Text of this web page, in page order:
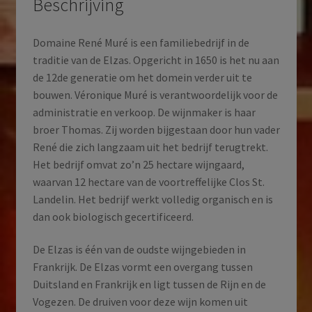
Beschrijving
Domaine René Muré is een familiebedrijf in de
traditie van de Elzas. Opgericht in 1650 is het nu aan
de 12de generatie om het domein verder uit te
bouwen. Véronique Muré is verantwoordelijk voor de
administratie en verkoop. De wijnmaker is haar
broer Thomas. Zij worden bijgestaan door hun vader
René die zich langzaam uit het bedrijf terugtrekt.
Het bedrijf omvat zo’n 25 hectare wijngaard,
waarvan 12 hectare van de voortreffelijke Clos St.
Landelin. Het bedrijf werkt volledig organisch en is
dan ook biologisch gecertificeerd.
De Elzas is één van de oudste wijngebieden in
Frankrijk. De Elzas vormt een overgang tussen
Duitsland en Frankrijk en ligt tussen de Rijn en de
Vogezen. De druiven voor deze wijn komen uit